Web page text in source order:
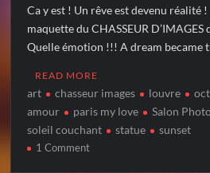
Ca y est ! Un rêve est devenu réalité !
maquette du CHASSEUR
Quelle émotion !!! A dream became
READ MORE
art chasseur images louvre
amour
paris my love Salon
soleil couchant
statue sunset
1 Commenton